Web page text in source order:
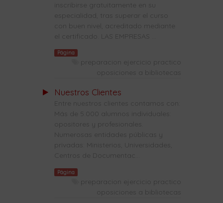
inscribirse gratuitamente en su
especialidad, tras superar el curso
con buen nivel, acreditado mediante
el certificado. LAS EMPRESAS ...
Página
preparacion ejercicio practico
oposiciones a bibliotecas
Nuestros Clientes
Entre nuestros clientes contamos con:
Más de 5.000 alumnos individuales:
opositores y profesionales.
Numerosas entidades públicas y
privadas: Ministerios, Universidades,
Centros de Documentac...
Página
preparacion ejercicio practico
oposiciones a bibliotecas